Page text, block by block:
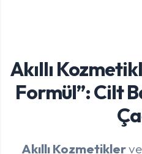
Akıllı
Formül”: Cilt
Akıllı Kozmetikler